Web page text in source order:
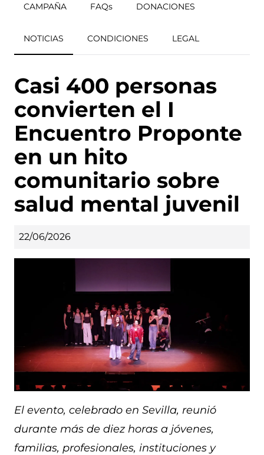
CAMPAÑA FAQs DONACIONES
NOTICIAS CONDICIONES LEGAL
Casi 400 personas
convierten el I
Encuentro Proponte
en un hito
comunitario sobre
salud mental juvenil
22/06/2026
El evento, celebrado en Sevilla, reunió
durante más de diez horas a jóvenes,
familias, profesionales, instituciones y